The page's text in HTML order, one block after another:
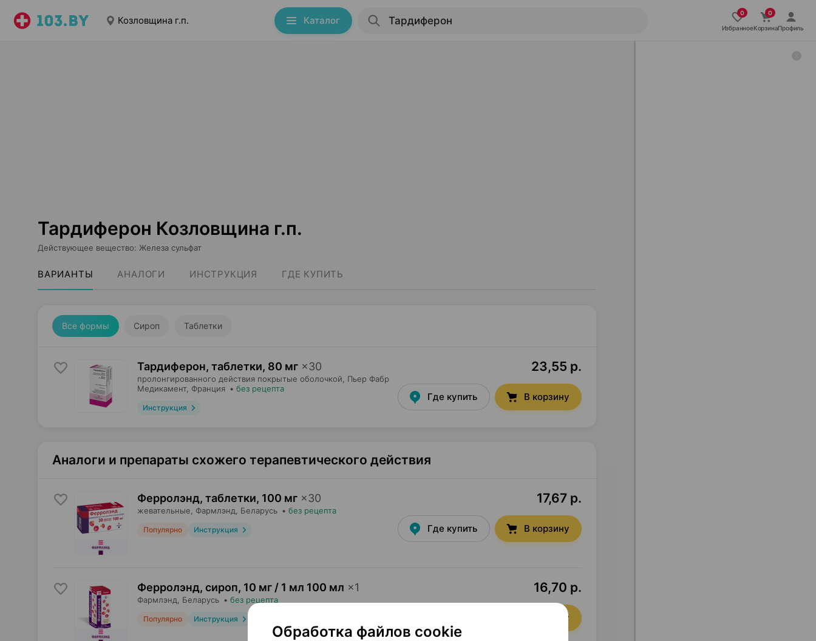
Козловщина г.п. Каталог
ИзбранноеКорзинаПрофиль
Тардиферон Козловщина г.п.
Действующее вещество: Железа сульфат
ВАРИАНТЫ АНАЛОГИ ИНСТРУКЦИЯ ГДЕ КУПИТЬ
Все формы Сироп Таблетки
Тардиферон, таблетки, 80 мг ×30
пролонгированного действия покрытые оболочкой,
Пьер Фабр
Медикамент, Франция • без рецепта
Инструкция
23,55 р.
Где купить В корзину
Аналоги и препараты схожего терапевтического действия
Ферролэнд, таблетки, 100 мг ×30
жевательные, Фармлэнд , Беларусь • без рецепта
Популярно Инструкция
17,67 р.
Где купить В корзину
Ферролэнд, сироп, 10 мг / 1 мл 100 мл ×1
Фармлэнд , Беларусь • без рецепта
Популярно Инструкция
16,70 р.
В корзину
Обработка файлов cookie